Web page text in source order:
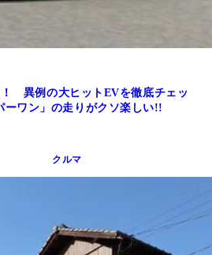
！ 異例の大ヒットEVを徹底チェッ
ワン」の走りがクソ楽しい!!
クルマ